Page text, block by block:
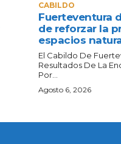
CABILDO
Fuerteventura
de reforzar la
espacios
El Cabildo De
Resultados De La
Por...
Agosto 6, 2026